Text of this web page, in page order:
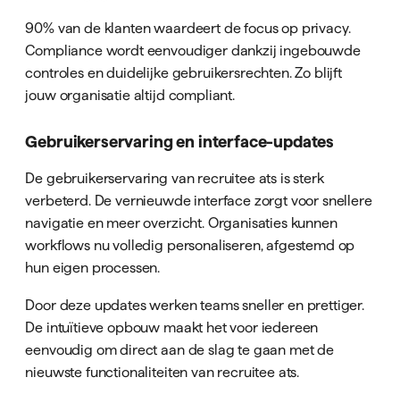
90% van de klanten waardeert de focus op privacy.
Compliance wordt eenvoudiger dankzij ingebouwde
controles en duidelijke gebruikersrechten. Zo blijft
jouw organisatie altijd compliant.
Gebruikerservaring en interface-updates
De gebruikerservaring van recruitee ats is sterk
verbeterd. De vernieuwde interface zorgt voor snellere
navigatie en meer overzicht. Organisaties kunnen
workflows nu volledig personaliseren, afgestemd op
hun eigen processen.
Door deze updates werken teams sneller en prettiger.
De intuïtieve opbouw maakt het voor iedereen
eenvoudig om direct aan de slag te gaan met de
nieuwste functionaliteiten van recruitee ats.